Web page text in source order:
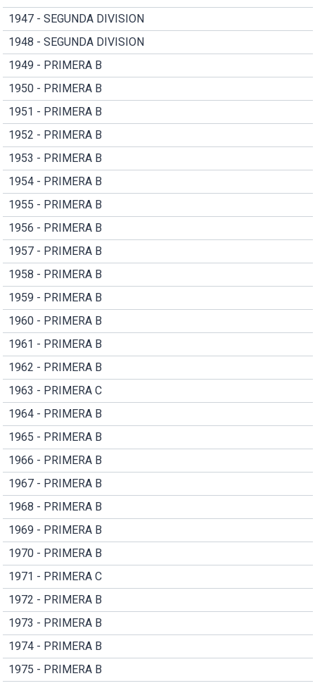
1947 - SEGUNDA DIVISION
1948 - SEGUNDA DIVISION
1949 - PRIMERA B
1950 - PRIMERA B
1951 - PRIMERA B
1952 - PRIMERA B
1953 - PRIMERA B
1954 - PRIMERA B
1955 - PRIMERA B
1956 - PRIMERA B
1957 - PRIMERA B
1958 - PRIMERA B
1959 - PRIMERA B
1960 - PRIMERA B
1961 - PRIMERA B
1962 - PRIMERA B
1963 - PRIMERA C
1964 - PRIMERA B
1965 - PRIMERA B
1966 - PRIMERA B
1967 - PRIMERA B
1968 - PRIMERA B
1969 - PRIMERA B
1970 - PRIMERA B
1971 - PRIMERA C
1972 - PRIMERA B
1973 - PRIMERA B
1974 - PRIMERA B
1975 - PRIMERA B